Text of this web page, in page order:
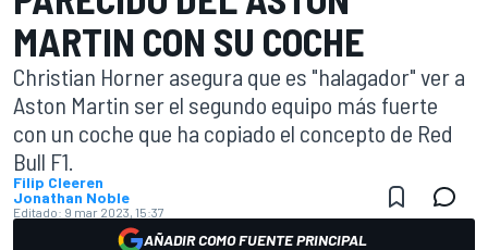
MARTIN CON SU COCHE
Christian Horner asegura que es "halagador" ver a
Aston Martin ser el segundo equipo más fuerte
con un coche que ha copiado el concepto de Red
Bull F1.
Filip Cleeren
Jonathan Noble
Editado: 9 mar 2023, 15:37
AÑADIR COMO FUENTE PRINCIPAL